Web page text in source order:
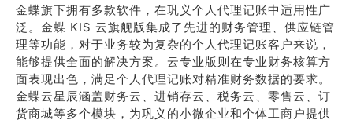
金蝶旗下拥有多款软件，在巩义个人代理记账中适用性广
泛。金蝶 KIS 云旗舰版集成了先进的财务管理、供应链管
理等功能，对于业务较为复杂的个人代理记账客户来说，
能够提供全面的解决方案。云专业版则在专业财务核算方
面表现出色，满足个人代理记账对精准财务数据的要求。
金蝶云星辰涵盖财务云、进销存云、税务云、零售云、订
货商城等多个模块，为巩义的小微企业和个体工商户提供